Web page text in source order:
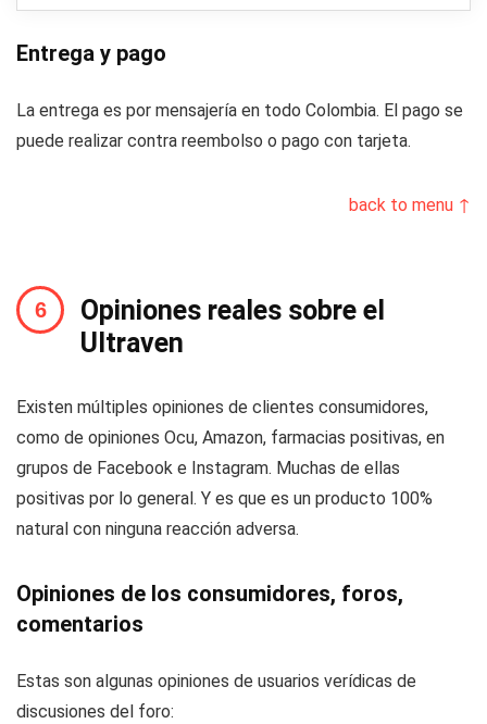
Entrega y pago
La entrega es por mensajería en todo Colombia. El pago se
puede realizar contra reembolso o pago con tarjeta.
back to menu ↑
Opiniones reales sobre el
Ultraven
Existen múltiples opiniones de clientes consumidores,
como de opiniones Ocu, Amazon, farmacias positivas, en
grupos de Facebook e Instagram. Muchas de ellas
positivas por lo general. Y es que es un producto 100%
natural con ninguna reacción adversa.
Opiniones de los consumidores, foros,
comentarios
Estas son algunas opiniones de usuarios verídicas de
discusiones del foro: